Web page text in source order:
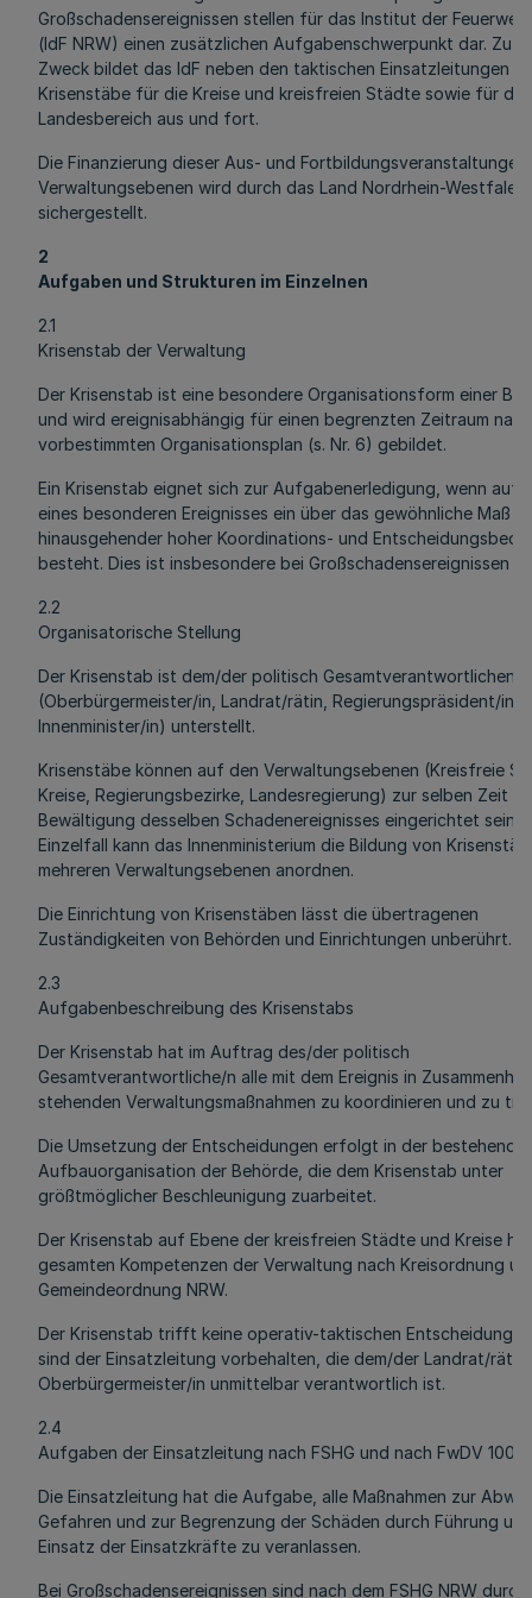
Großschadensereignissen stellen für das Institut der
(IdF NRW) einen zusätzlichen Aufgabenschwerpunkt dar. Zu
Zweck bildet das IdF neben den taktischen Einsatzleitungen
Krisenstäbe für die Kreise und kreisfreien Städte sowie für den
Landesbereich aus und fort.
Die Finanzierung dieser Aus- und Fortbildungsveranstaltungen
Verwaltungsebenen wird durch das Land Nordrhein-Westfalen
sichergestellt.
2
Aufgaben und Strukturen im Einzelnen
2.1
Krisenstab der Verwaltung
Der Krisenstab ist eine besondere Organisationsform einer
und wird ereignisabhängig für einen begrenzten Zeitraum
vorbestimmten Organisationsplan (s. Nr. 6) gebildet.
Ein Krisenstab eignet sich zur Aufgabenerledigung, wenn
eines besonderen Ereignisses ein über das gewöhnliche Maß
hinausgehender hoher Koordinations- und
besteht. Dies ist insbesondere bei Großschadensereignissen
2.2
Organisatorische Stellung
Der Krisenstab ist dem/der politisch Gesamtverantwortlichen
(Oberbürgermeister/in, Landrat/rätin, Regierungspräsident/in,
Innenminister/in) unterstellt.
Krisenstäbe können auf den Verwaltungsebenen (Kreisfreie
Kreise, Regierungsbezirke, Landesregierung) zur selben Zeit
Bewältigung desselben Schadenereignisses eingerichtet sein.
Einzelfall kann das Innenministerium die Bildung von
mehreren Verwaltungsebenen anordnen.
Die Einrichtung von Krisenstäben lässt die übertragenen
Zuständigkeiten von Behörden und Einrichtungen unberührt.
2.3
Aufgabenbeschreibung des Krisenstabs
Der Krisenstab hat im Auftrag des/der politisch
Gesamtverantwortliche/n alle mit dem Ereignis in
stehenden Verwaltungsmaßnahmen zu koordinieren und zu
Die Umsetzung der Entscheidungen erfolgt in der
Aufbauorganisation der Behörde, die dem Krisenstab unter
größtmöglicher Beschleunigung zuarbeitet.
Der Krisenstab auf Ebene der kreisfreien Städte und Kreise
gesamten Kompetenzen der Verwaltung nach Kreisordnung
Gemeindeordnung NRW.
Der Krisenstab trifft keine operativ-taktischen
sind der Einsatzleitung vorbehalten, die dem/der Landrat/rätin
Oberbürgermeister/in unmittelbar verantwortlich ist.
2.4
Aufgaben der Einsatzleitung nach FSHG und nach FwDV 100
Die Einsatzleitung hat die Aufgabe, alle Maßnahmen zur
Gefahren und zur Begrenzung der Schäden durch Führung und
Einsatz der Einsatzkräfte zu veranlassen.
Bei Großschadensereignissen sind nach dem FSHG NRW durch